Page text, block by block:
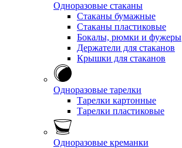
Одноразовые стаканы
Стаканы бумажные
Стаканы пластиковые
Бокалы, рюмки и фужеры
Держатели для стаканов
Крышки для стаканов
Одноразовые тарелки
Тарелки картонные
Тарелки пластиковые
Одноразовые креманки